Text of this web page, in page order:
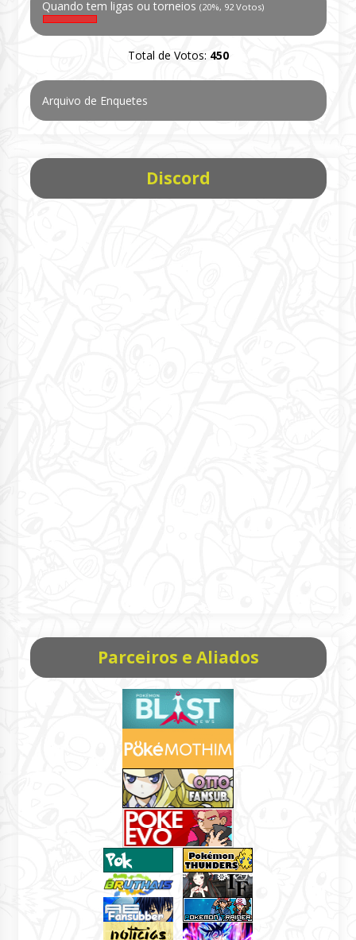
Quando tem ligas ou torneios (20%, 92 Votos)
Total de Votos: 450
Arquivo de Enquetes
Discord
Parceiros e Aliados